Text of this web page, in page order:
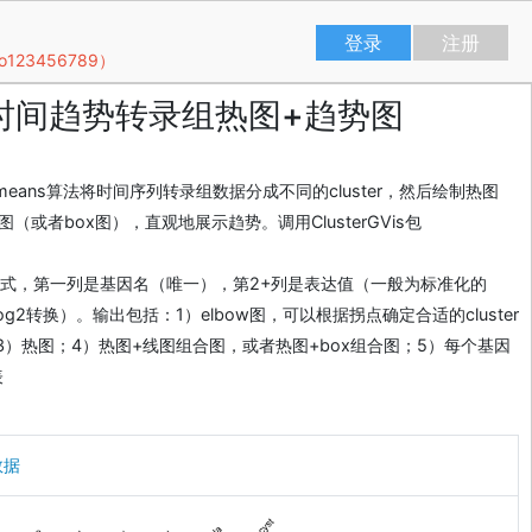
）
注册
登录
间趋势转录组热图+趋势图
算法将时间序列转录组数据分成不同的cluster，然后绘制热图
（或者box图），直观地展示趋势。调用ClusterGVis包
，第一列是基因名（唯一），第2+列是表达值（一般为标准化的
转换）。输出包括：1）elbow图，可以根据拐点确定合适的cluster
热图；4）热图+线图组合图，或者热图+box组合图；5）每个基因
据